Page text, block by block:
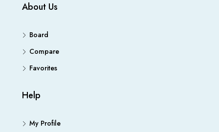
About Us
Board
Compare
Favorites
Help
My Profile